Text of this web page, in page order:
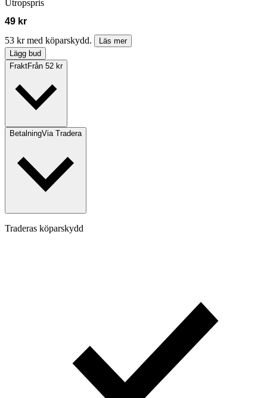
Utropspris
49 kr
53 kr med köparskydd.
Läs mer
Lägg bud
FraktFrån 52 kr
BetalningVia Tradera
Traderas köparskydd